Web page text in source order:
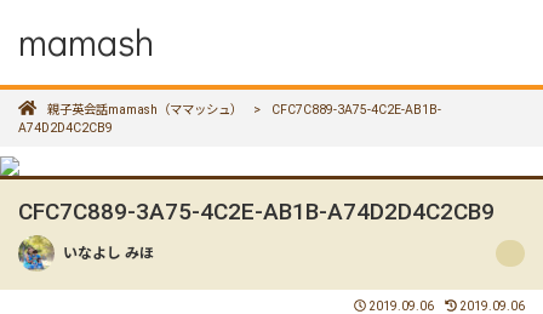
mamash
親子英会話mamash（ママッシュ） >
CFC7C889-3A75-4C2E-AB1B-
A74D2D4C2CB9
CFC7C889-3A75-4C2E-AB1B-A74D2D4C2CB9
いなよし みほ
2019.09.06 2019.09.06